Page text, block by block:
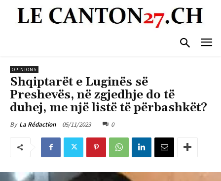
OPINIONS
Shqiptarët e Luginës së
Preshevës, në zgjedhje do të
duhej, me një listë të përbashkët?
By La Rédaction 05/11/2023 0